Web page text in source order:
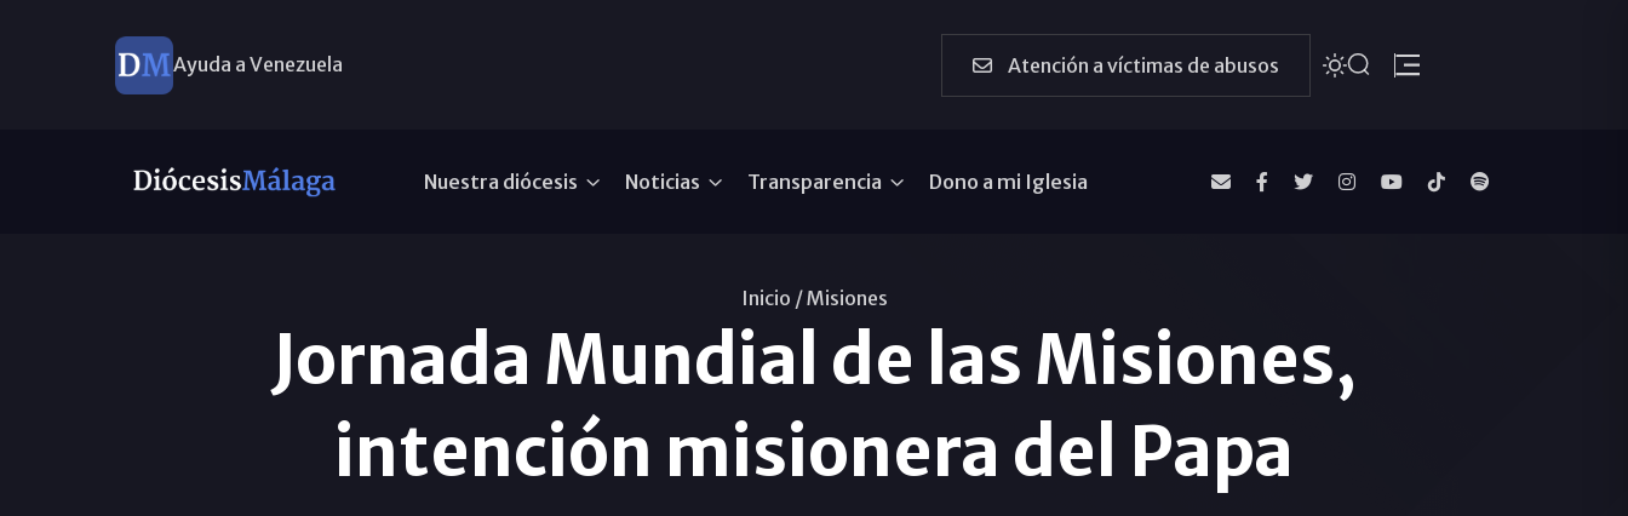
Ayuda a Venezuela Atención a víctimas de abusos
Nuestra diócesis Noticias Transparencia Dono a mi Iglesia
Inicio /Misiones
Jornada Mundial de las Misiones,
intención misionera del Papa